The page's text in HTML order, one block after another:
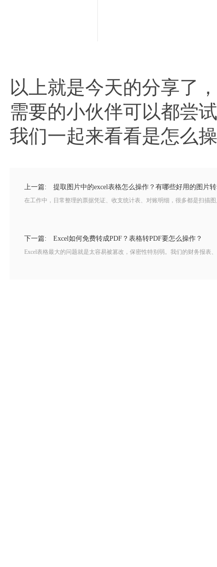
以上就是今天的分享了
需要的小伙伴可以都尝
我们一起来看看是怎么
上一篇: 提取图片中的excel表格怎么操作？有哪些好用的图片
在工作中，日常整理的票据凭证、收支统计表、对账明细，很多都是扫描
下一篇: Excel如何免费转成PDF？表格转PDF要怎么操作？
Excel表格最大的问题就是太容易被篡改，保密性特别弱。我们的财务报